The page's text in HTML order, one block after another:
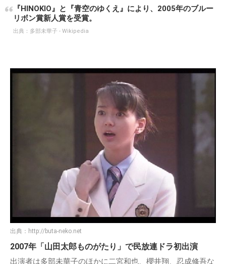
『HINOKIO』と『青空のゆくえ』により、2005年のブルー
リボン賞新人賞を受賞。
出典： 多部未華子 - Wikipedia
出典： http://buta-neko.net
2007年「山田太郎ものがたり」で民放連ドラ初出演
出演者は多部未華子のほかに二宮和也、櫻井翔、忍成修吾な